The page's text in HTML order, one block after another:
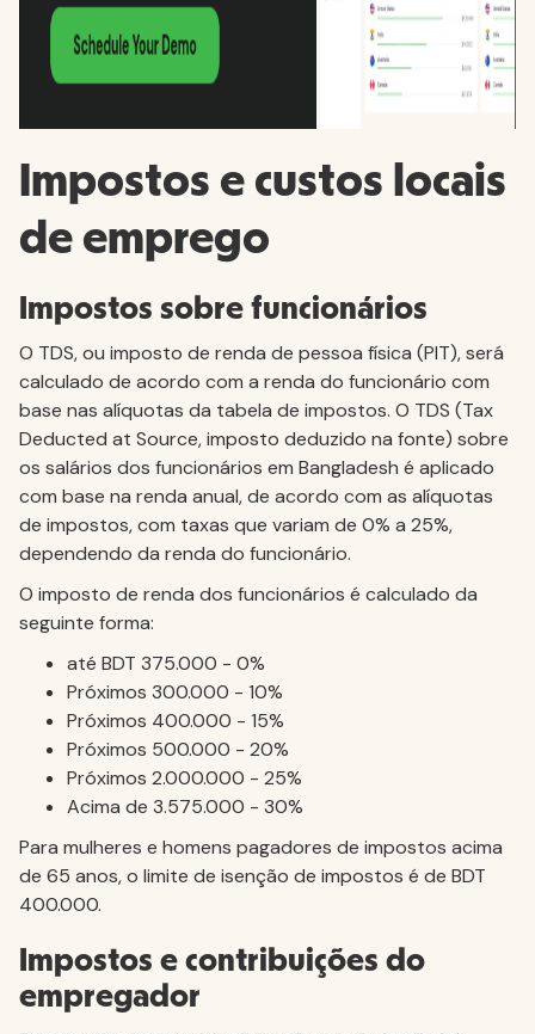
Impostos e custos locais
de emprego
Impostos sobre funcionários
O TDS, ou imposto de renda de pessoa física (PIT), será
calculado de acordo com a renda do funcionário com
base nas alíquotas da tabela de impostos. O TDS (Tax
Deducted at Source, imposto deduzido na fonte) sobre
os salários dos funcionários em Bangladesh é aplicado
com base na renda anual, de acordo com as alíquotas
de impostos, com taxas que variam de 0% a 25%,
dependendo da renda do funcionário.
O imposto de renda dos funcionários é calculado da
seguinte forma:
até BDT 375.000 - 0%
Próximos 300.000 - 10%
Próximos 400.000 - 15%
Próximos 500.000 - 20%
Próximos 2.000.000 - 25%
Acima de 3.575.000 - 30%
Para mulheres e homens pagadores de impostos acima
de 65 anos, o limite de isenção de impostos é de BDT
400.000.
Impostos e contribuições do
empregador